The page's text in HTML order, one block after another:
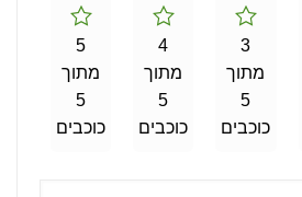
3
מתוך
5
כוכבים
4
מתוך
5
כוכבים
5
מתוך
5
כוכבים